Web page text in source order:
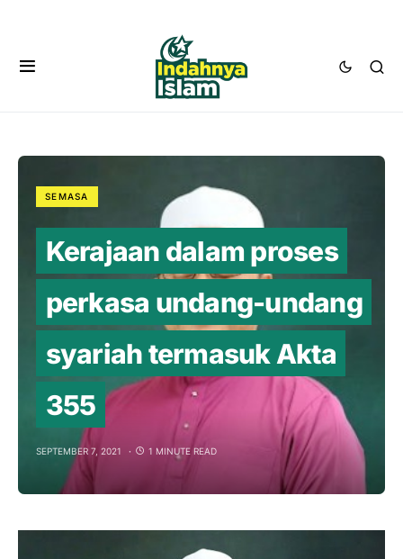
SEMASA
Kerajaan dalam proses
perkasa undang-undang
syariah termasuk Akta
355
SEPTEMBER 7, 2021 1 MINUTE READ